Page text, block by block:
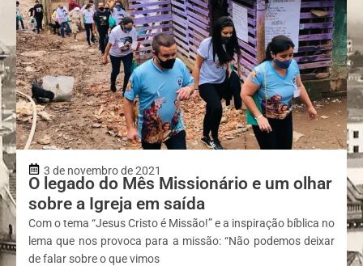
3 de novembro de 2021
O legado do Mês Missionário e um olhar
sobre a Igreja em saída
Com o tema “Jesus Cristo é Missão!” e a inspiração bíblica no
lema que nos provoca para a missão: “Não podemos deixar
de falar sobre o que vimos